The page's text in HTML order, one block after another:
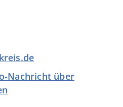
Nachricht über